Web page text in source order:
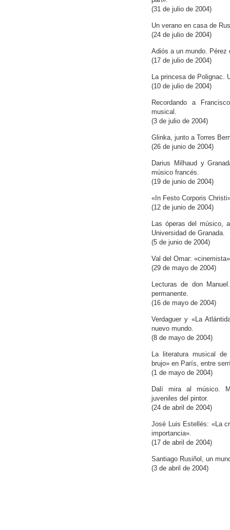
(31 de julio de 2004)
Un verano en casa de
(24 de julio de 2004)
Adiós a un mundo. Pérez
(17 de julio de 2004)
La princesa de Polignac.
(10 de julio de 2004)
Recordando a
musical.
(3 de julio de 2004)
Glinka, junto a Torres
(26 de junio de 2004)
Darius Milhaud y
músico francés.
(19 de junio de 2004)
«In Festo Corporis
(12 de junio de 2004)
Las óperas del músico,
Universidad de Granada.
(5 de junio de 2004)
Val del Omar:
(29 de mayo de 2004)
Lecturas de don
permanente.
(16 de mayo de 2004)
Verdaguer y «La
nuevo mundo.
(8 de mayo de 2004)
La literatura musical
brujo» en París, entre
(1 de mayo de 2004)
Dalí mira al músico.
juveniles del pintor.
(24 de abril de 2004)
José Luis Estellés: «La
importancia».
(17 de abril de 2004)
Santiago Rusiñol, un
(3 de abril de 2004)